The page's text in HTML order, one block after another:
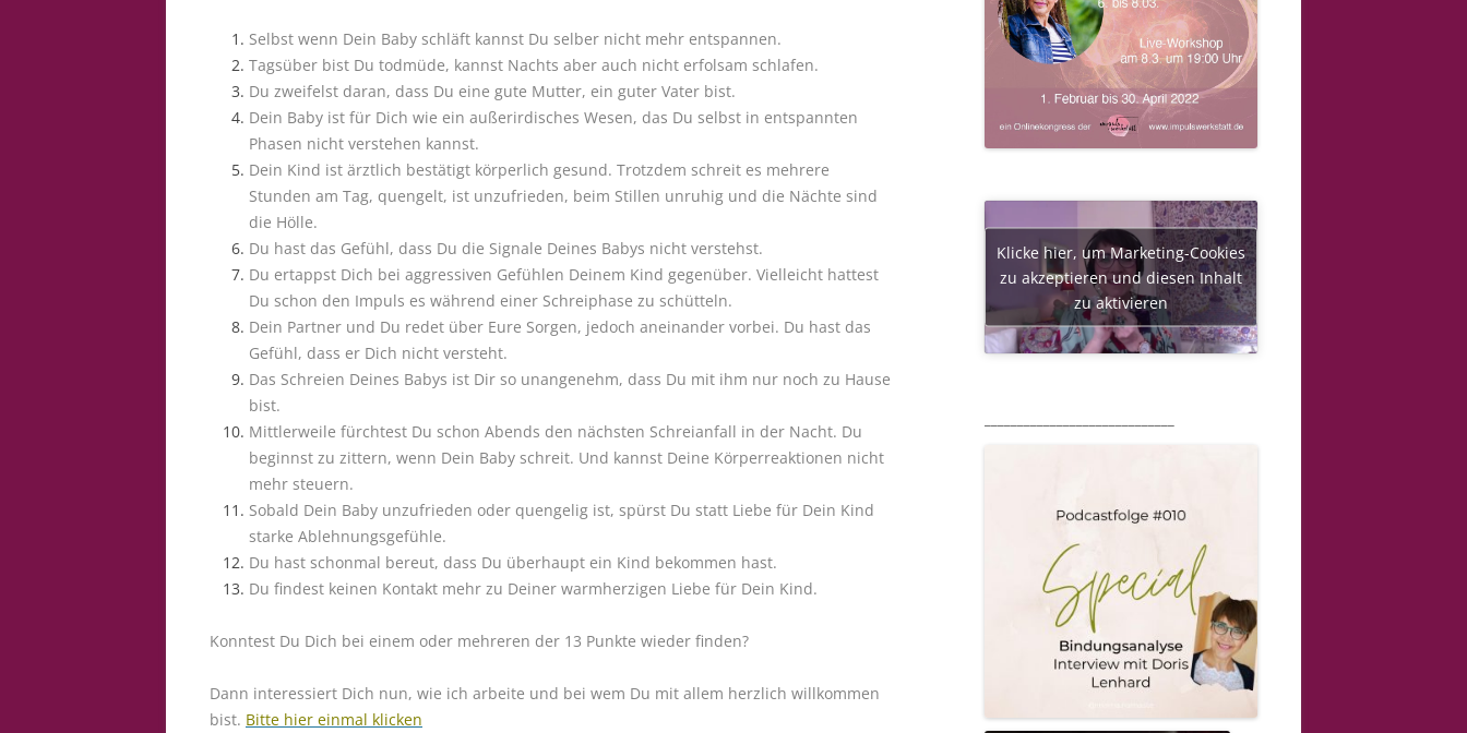
Selbst wenn Dein Baby schläft kannst Du selber nicht mehr entspannen.
Tagsüber bist Du todmüde, kannst Nachts aber auch nicht erfolsam schlafen.
Du zweifelst daran, dass Du eine gute Mutter, ein guter Vater bist.
Dein Baby ist für Dich wie ein außerirdisches Wesen, das Du selbst in entspannten
Phasen nicht verstehen kannst.
Dein Kind ist ärztlich bestätigt körperlich gesund. Trotzdem schreit es mehrere
Stunden am Tag, quengelt, ist unzufrieden, beim Stillen unruhig und die Nächte sind
die Hölle.
Du hast das Gefühl, dass Du die Signale Deines Babys nicht verstehst.
Du ertappst Dich bei aggressiven Gefühlen Deinem Kind gegenüber. Vielleicht hattest
Du schon den Impuls es während einer Schreiphase zu schütteln.
Dein Partner und Du redet über Eure Sorgen, jedoch aneinander vorbei. Du hast das
Gefühl, dass er Dich nicht versteht.
Das Schreien Deines Babys ist Dir so unangenehm, dass Du mit ihm nur noch zu Hause
bist.
Mittlerweile fürchtest Du schon Abends den nächsten Schreianfall in der Nacht. Du
beginnst zu zittern, wenn Dein Baby schreit. Und kannst Deine Körperreaktionen nicht
mehr steuern.
Sobald Dein Baby unzufrieden oder quengelig ist, spürst Du statt Liebe für Dein Kind
starke Ablehnungsgefühle.
Du hast schonmal bereut, dass Du überhaupt ein Kind bekommen hast.
Du findest keinen Kontakt mehr zu Deiner warmherzigen Liebe für Dein Kind.
Konntest Du Dich bei einem oder mehreren der 13 Punkte wieder finden?
Dann interessiert Dich nun, wie ich arbeite und bei wem Du mit allem herzlich willkommen
bist. Bitte hier einmal klicken
Klicke hier, um Marketing-Cookies
zu akzeptieren und diesen Inhalt
zu aktivieren